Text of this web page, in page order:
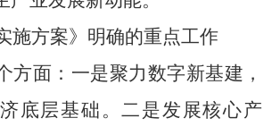
施方案》明确的重点工作
方面：一是聚力数字新基建，
底层基础。二是发展核心产